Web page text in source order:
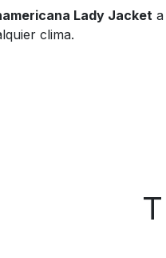
el estado de las
Lady Jacket